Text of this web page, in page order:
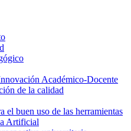
Académico-Docente
de la calidad
el buen uso de las herramientas
Artificial